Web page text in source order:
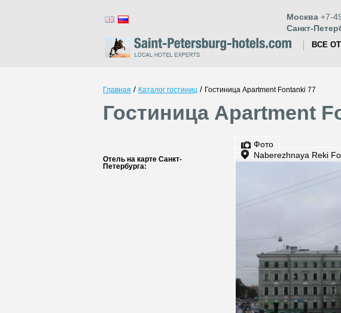
Москва +7-
Санкт-
ВСЕ
Главная / Каталог гостиниц / Гостиница Apartment Fontanki 77
Гостиница Apartment
Отель на карте Санкт-
Петербурга:
Фото
Naberezhnaya Reki